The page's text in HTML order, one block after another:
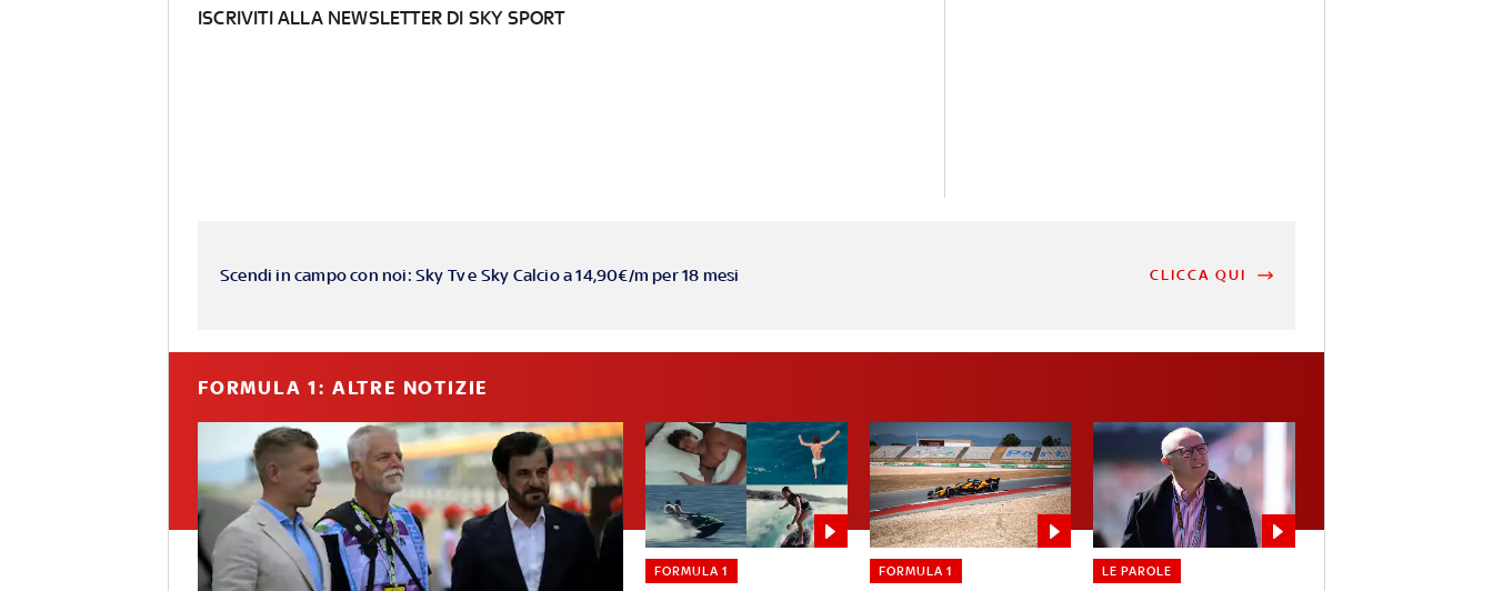
ISCRIVITI ALLA NEWSLETTER DI SKY SPORT
Scendi in campo con noi: Sky Tv e Sky Calcio a 14,90€/m per 18 mesi CLICCA QUI
FORMULA 1: ALTRE NOTIZIE
FORMULA 1 FORMULA 1 LE PAROLE